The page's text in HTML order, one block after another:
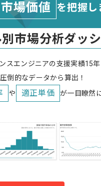
市場価値 を把握
市場分析ダッ
スエンジニアの支援実績15
倒的なデータから算出！
や 適正単価 が一目瞭然